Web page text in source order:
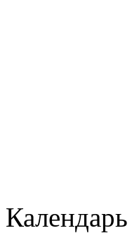
Календарь